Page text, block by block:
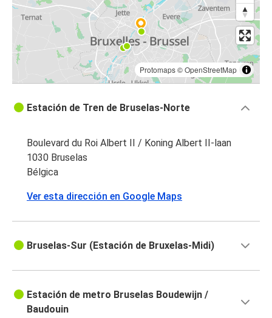
Protomaps©OpenStreetMap
Estación de Tren de Bruselas-Norte
Boulevard du Roi Albert II / Koning Albert II-laan
1030 Bruselas
Bélgica
Ver esta dirección en Google Maps
Bruselas-Sur (Estación de Bruxelas-Midi)
Estación de metro Bruselas Boudewijn /
Baudouin